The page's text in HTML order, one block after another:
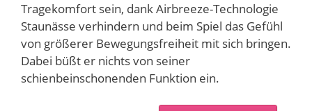
Tragekomfort sein, dank Airbreeze-Technologie
Staunässe verhindern und beim Spiel das Gefühl
von größerer Bewegungsfreiheit mit sich bringen.
Dabei büßt er nichts von seiner
schienbeinschonenden Funktion ein.